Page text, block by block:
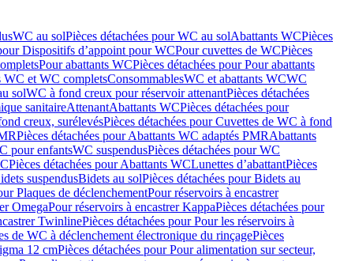
WC au solPièces détachées pour WC au solAbattants WCPièces
Dispositifs d’appoint pour WCPour cuvettes de WCPièces
Pour abattants WCPièces détachées pour Pour abattants
WC et WC completsConsommablesWC et abattants WCWC
solWC à fond creux pour réservoir attenantPièces détachées
sanitaireAttenantAbattants WCPièces détachées pour
creux, surélevésPièces détachées pour Cuvettes de WC à fond
Pièces détachées pour Abattants WC adaptés PMRAbattants
pour enfantsWC suspendusPièces détachées pour WC
Pièces détachées pour Abattants WCLunettes d’abattantPièces
suspendusBidets au solPièces détachées pour Bidets au
Plaques de déclenchementPour réservoirs à encastrer
OmegaPour réservoirs à encastrer KappaPièces détachées pour
TwinlinePièces détachées pour Pour les réservoirs à
de WC à déclenchement électronique du rinçagePièces
12 cmPièces détachées pour Pour alimentation sur secteur,